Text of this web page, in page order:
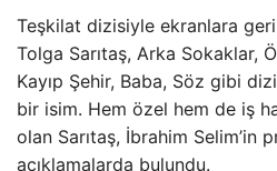
Teşkilat dizisiyle ekranlara
Tolga Sarıtaş, Arka Sokaklar,
Kayıp Şehir, Baba, Söz gibi
bir isim. Hem özel hem de iş
olan Sarıtaş, İbrahim Selim’in
açıklamalarda bulundu.